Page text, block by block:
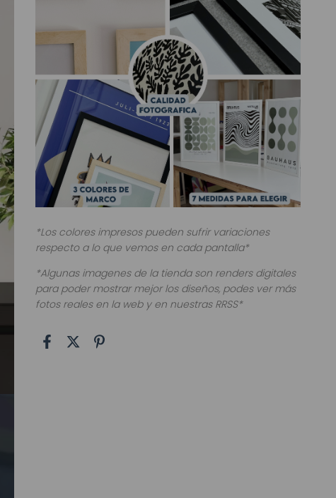
*Los colores impresos pueden sufrir variaciones
respecto a lo que vemos en cada pantalla*
*Algunas imagenes de la tienda son renders digitales
para poder mostrar mejor los diseños, podes ver más
fotos reales en la web y en nuestras RRSS*